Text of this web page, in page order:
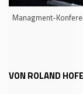
Managment-
VON ROLAND